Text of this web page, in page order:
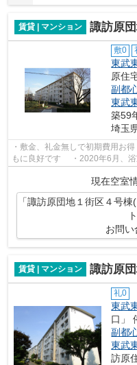
賃貸 | マンション 諏訪原団地１街
敷0
東武
原住
副都
東武
築59
埼玉
・敷金、礼金無しで初期費用
もに良好です ・2020年6月、浴
現在空室
「諏訪原団地１街区４号
お問い
賃貸 | マンション 諏訪原
礼0
東武
口」
副都
東武
訪原